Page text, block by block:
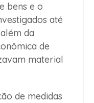
bens e o
até
da
de
material
de medidas